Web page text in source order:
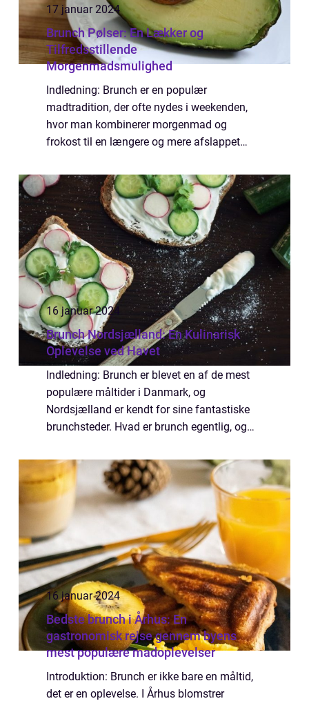
17 januar 2024
Brunch Pølser: En Lækker og
Tilfredsstillende
Morgenmadsmulighed
Indledning: Brunch er en populær
madtradition, der ofte nydes i weekenden,
hvor man kombinerer morgenmad og
frokost til en længere og mere afslappet
meget, men en ingrediens, der altid findes på
bordet, er brunc...
16 januar 2024
Brunch Nordsjælland: En Kulinarisk
Oplevelse ved Havet
Indledning: Brunch er blevet en af de mest
populære måltider i Danmark, og
Nordsjælland er kendt for sine fantastiske
brunchsteder. Hvad er brunch egentlig, og
starte deres dag med dette måltid? Denne
artikel vil ...
16 januar 2024
Bedste brunch i Århus: En
gastronomisk rejse gennem byens
mest populære madoplevelser
Introduktion: Brunch er ikke bare en måltid,
det er en oplevelse. I Århus blomstrer